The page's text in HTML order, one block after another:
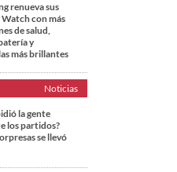
renueva sus
Watch con más
de salud,
y
más brillantes
Noticias
la gente
los partidos?
se llevó